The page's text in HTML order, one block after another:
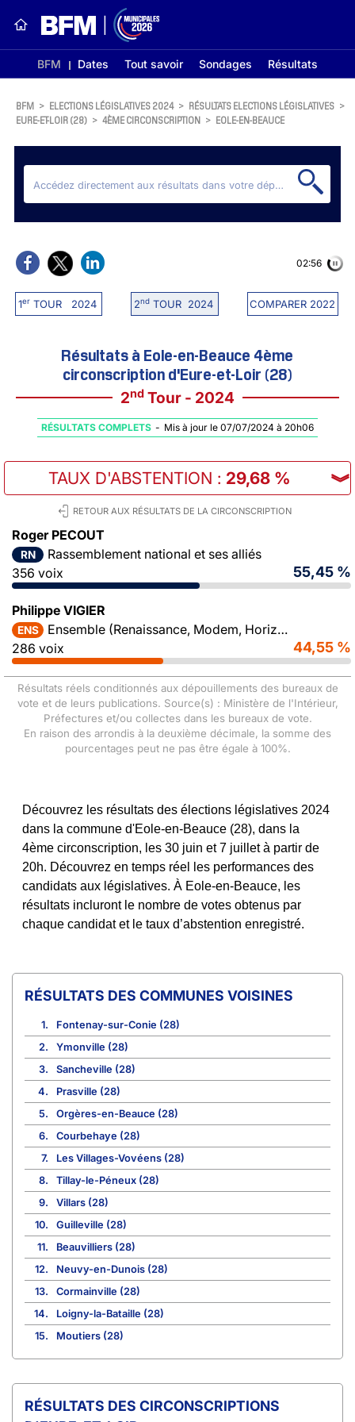
BFM Dates Tout savoir Sondages Résultats
BFM > ELECTIONS LÉGISLATIVES 2024 > RÉSULTATS ELECTIONS LÉGISLATIVES >
EURE-ET-LOIR (28) > 4ÈME CIRCONSCRIPTION > EOLE-EN-BEAUCE
1erTOUR 2024 2ndTOUR 2024 COMPARER 2022
02:56
Résultats à Eole-en-Beauce 4ème
circonscription d'Eure-et-Loir (28)
2nd Tour - 2024
RÉSULTATS COMPLETS - Mis à jour le 07/07/2024 à 20h06
TAUX D'ABSTENTION : 29,68 % ︾
RETOUR AUX RÉSULTATS DE LA CIRCONSCRIPTION
Roger PECOUT
RN
Rassemblement national et ses alliés
356 voix
55,45 %
Philippe VIGIER
ENS
Ensemble (Renaissance, Modem, Horizons)
286 voix
44,55 %
Résultats réels conditionnés aux dépouillements des bureaux de
vote et de leurs publications. Source(s) : Ministère de l'Intérieur,
Préfectures et/ou collectes dans les bureaux de vote.
En raison des arrondis à la deuxième décimale, la somme des
pourcentages peut ne pas être égale à 100%.
Découvrez les résultats des élections législatives 2024
dans la commune d'Eole-en-Beauce (28), dans la
4ème circonscription, les 30 juin et 7 juillet à partir de
20h. Découvrez en temps réel les performances des
candidats aux législatives. À Eole-en-Beauce, les
résultats incluront le nombre de votes obtenus par
chaque candidat et le taux d’abstention enregistré.
COMMUNES VOISINES
1.
Fontenay-sur-Conie (28)
2.
Ymonville (28)
3.
Sancheville (28)
4.
Prasville (28)
5.
Orgères-en-Beauce (28)
6.
Courbehaye (28)
7.
Les Villages-Vovéens (28)
8.
Tillay-le-Péneux (28)
9.
Villars (28)
10.
Guilleville (28)
11.
Beauvilliers (28)
12.
Neuvy-en-Dunois (28)
13.
Cormainville (28)
14.
Loigny-la-Bataille (28)
15.
Moutiers (28)
CIRCONSCRIPTIONS